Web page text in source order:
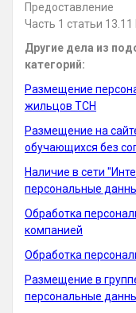
Предоставление
Часть 1 статьи
Другие дела из
категорий:
Размещение
жильцов ТСН
Размещение на
обучающихся без
Наличие в сети
персональные
Обработка
компанией
Обработка
Размещение в
персональные